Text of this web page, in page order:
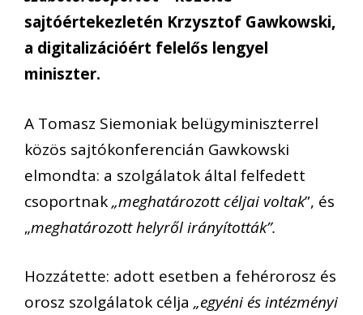
sajtóértekezletén Krzysztof Gawkowski,
a digitalizációért felelős lengyel
miniszter.
A Tomasz Siemoniak belügyminiszterrel
közös sajtókonferencián Gawkowski
elmondta: a szolgálatok által felfedett
csoportnak„meghatározott céljai voltak”, és
„meghatározott helyről irányították”.
Hozzátette: adott esetben a fehérorosz és
orosz szolgálatok célja „egyéni és intézményi